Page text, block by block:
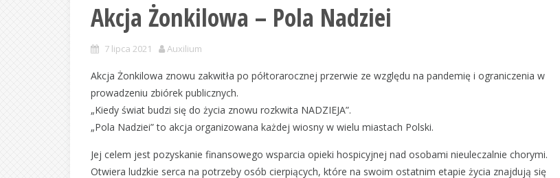
Akcja Żonkilowa – Pola Nadziei
7 lipca 2021 Auxilium
Akcja Żonkilowa znowu zakwitła po półtorarocznej przerwie ze względu na pandemię i ograniczenia w
prowadzeniu zbiórek publicznych.
„Kiedy świat budzi się do życia znowu rozkwita NADZIEJA”.
„Pola Nadziei” to akcja organizowana każdej wiosny w wielu miastach Polski.
Jej celem jest pozyskanie finansowego wsparcia opieki hospicyjnej nad osobami nieuleczalnie chorymi.
Otwiera ludzkie serca na potrzeby osób cierpiących, które na swoim ostatnim etapie życia znajdują się